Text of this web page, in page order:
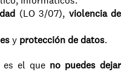
(LO 3/07), violencia de
y protección de datos.
es el que no puedes dejar